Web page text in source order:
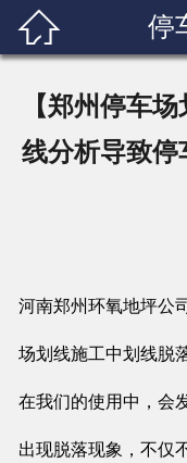
 停
【郑州停车
线分析导致停
河南郑州环氧地坪公
场划线施工中划线
在我们的使用中，会
出现脱落现象，不仅